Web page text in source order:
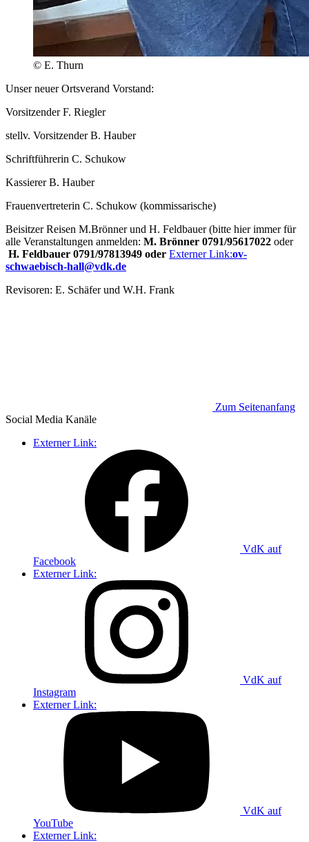
© E. Thurn
Unser neuer Ortsverand Vorstand:
Vorsitzender F. Riegler
stellv. Vorsitzender B. Hauber
Schriftführerin C. Schukow
Kassierer B. Hauber
Frauenvertreterin C. Schukow (kommissarische)
Beisitzer Reisen M.Brönner und H. Feldbauer (bitte hier immer für
alle Veranstaltungen anmelden: M. Brönner 0791/95617022 oder
H. Feldbauer 0791/97813949 oder Externer Link:ov-
schwaebisch-hall@vdk.de
Revisoren: E. Schäfer und W.H. Frank
Zum Seitenanfang
Social Media Kanäle
Externer Link:
VdK auf
Facebook
Externer Link:
VdK auf
Instagram
Externer Link:
VdK auf
YouTube
Externer Link: